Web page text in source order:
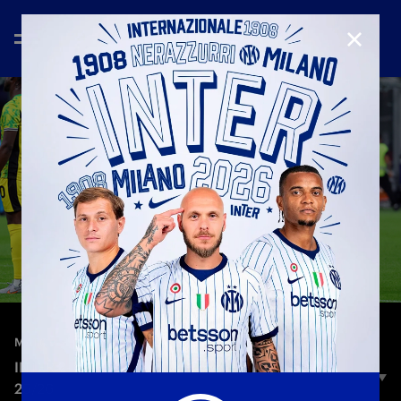
MATCH HIGHLIGHTS—21 set 2025
INTER 2-1 SASSUOLO | HIGHLIGHTS | SERIE A
25/26